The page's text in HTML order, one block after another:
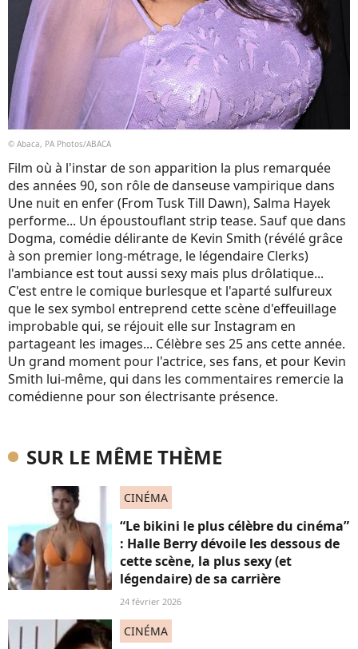
© Abaca, PA Photos/ABACA
Film où à l'instar de son apparition la plus remarquée
des années 90, son rôle de danseuse vampirique dans
Une nuit en enfer (From Tusk Till Dawn), Salma Hayek
performe... Un époustouflant strip tease. Sauf que dans
Dogma, comédie délirante de Kevin Smith (révélé grâce
à son premier long-métrage, le légendaire Clerks)
l'ambiance est tout aussi sexy mais plus drôlatique...
C'est entre le comique burlesque et l'aparté sulfureux
que le sex symbol entreprend cette scène d'effeuillage
improbable qui, se réjouit elle sur Instagram en
partageant les images... Célèbre ses 25 ans cette année.
Un grand moment pour l'actrice, ses fans, et pour Kevin
Smith lui-même, qui dans les commentaires remercie la
comédienne pour son électrisante présence.
SUR LE MÊME THÈME
CINÉMA
“Le bikini le plus célèbre du cinéma”
: Halle Berry dévoile les dessous de
cette scène, la plus sexy (et
légendaire) de sa carrière
24 février 2026
CINÉMA